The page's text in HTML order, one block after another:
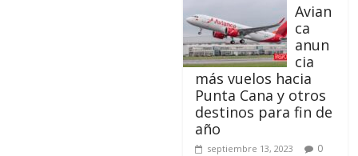
Avian
ca
anun
cia
más vuelos hacia
Punta Cana y otros
destinos para fin de
año
septiembre 13, 2023 0